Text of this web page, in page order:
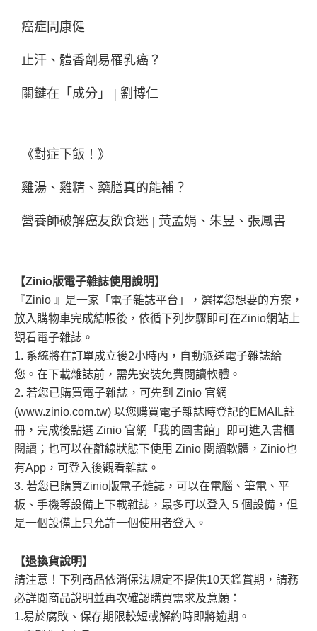
癌症問康健
止汗、體香劑易罹乳癌？
關鍵在「成分」 | 劉博仁
《對症下飯！》
雞湯、雞精、藥膳真的能補？
營養師破解癌友飲食迷 | 黃孟娟、朱昱、張鳳書
【Zinio版電子雜誌使用說明】
『Zinio 』是一家「電子雜誌平台」，選擇您想要的方案，
放入購物車完成結帳後，依循下列步驟即可在Zinio網站上
觀看電子雜誌。
1. 系統將在訂單成立後2小時內，自動派送電子雜誌給
您。在下載雜誌前，需先安裝免費閱讀軟體。
2. 若您已購買電子雜誌，可先到 Zinio 官網
(www.zinio.com.tw) 以您購買電子雜誌時登記的EMAIL註
冊，完成後點選 Zinio 官網「我的圖書館」即可進入書櫃
閱讀；也可以在離線狀態下使用 Zinio 閱讀軟體，Zinio也
有App，可登入後觀看雜誌。
3. 若您已購買Zinio版電子雜誌，可以在電腦、筆電、平
板、手機等設備上下載雜誌，最多可以登入 5 個設備，但
是一個設備上只允許一個使用者登入。
【退換貨說明】
請注意！下列商品依消保法規定不提供10天鑑賞期，請務
必詳閱商品說明並再次確認購買需求及意願：
1.易於腐敗、保存期限較短或解約時即將逾期。